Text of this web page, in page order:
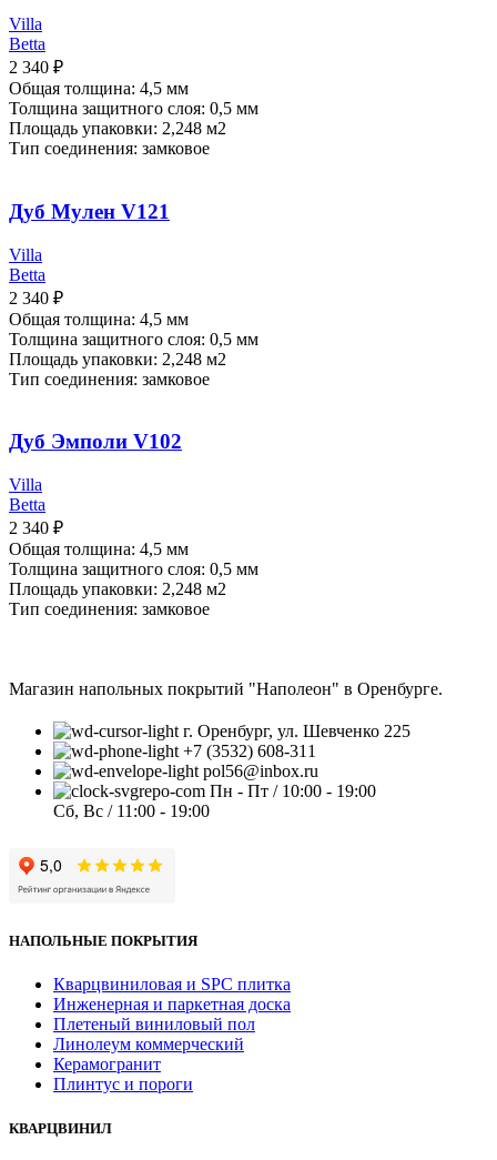
Villa
Betta
2 340 ₽
Общая толщина: 4,5 мм
Толщина защитного слоя: 0,5 мм
Площадь упаковки: 2,248 м2
Тип соединения: замковое
Дуб Мулен V121
Villa
Betta
2 340 ₽
Общая толщина: 4,5 мм
Толщина защитного слоя: 0,5 мм
Площадь упаковки: 2,248 м2
Тип соединения: замковое
Дуб Эмполи V102
Villa
Betta
2 340 ₽
Общая толщина: 4,5 мм
Толщина защитного слоя: 0,5 мм
Площадь упаковки: 2,248 м2
Тип соединения: замковое
Магазин напольных покрытий "Наполеон" в Оренбурге.
г. Оренбург, ул. Шевченко 225
+7 (3532) 608-311
pol56@inbox.ru
Пн - Пт / 10:00 - 19:00
Сб, Вс / 11:00 - 19:00
НАПОЛЬНЫЕ ПОКРЫТИЯ
Кварцвиниловая и SPC плитка
Инженерная и паркетная доска
Плетеный виниловый пол
Линолеум коммерческий
Керамогранит
Плинтус и пороги
КВАРЦВИНИЛ